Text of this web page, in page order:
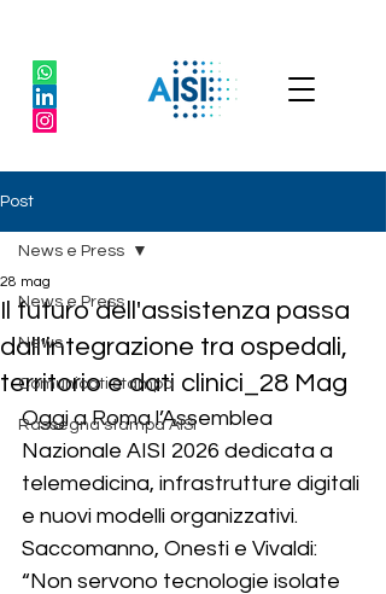
Post
News e Press
News
Comunicati stampa
Rassegna stampa AISI
News e Press
Il futuro dell'assistenza passa
dall'integrazione tra ospedali,
territorio e dati clinici_28 Mag
28 mag
Oggi a Roma l’Assemblea
Nazionale AISI 2026 dedicata a
telemedicina, infrastrutture digitali
e nuovi modelli organizzativi.
Saccomanno, Onesti e Vivaldi:
“Non servono tecnologie isolate